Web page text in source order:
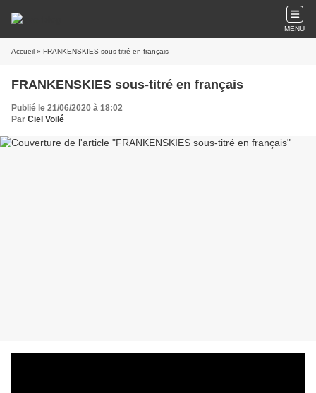
MENU
Accueil » FRANKENSKIES sous-titré en français
FRANKENSKIES sous-titré en français
Publié le 21/06/2020 à 18:02
Par Ciel Voilé